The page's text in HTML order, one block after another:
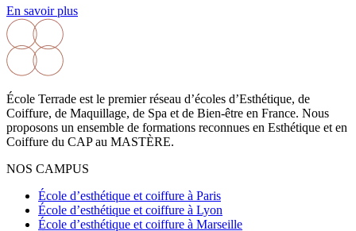
En savoir plus
École Terrade est le premier réseau d’écoles d’Esthétique, de
Coiffure, de Maquillage, de Spa et de Bien-être en France. Nous
proposons un ensemble de formations reconnues en Esthétique et en
Coiffure du CAP au MASTÈRE.
NOS CAMPUS
École d’esthétique et coiffure à Paris
École d’esthétique et coiffure à Lyon
École d’esthétique et coiffure à Marseille